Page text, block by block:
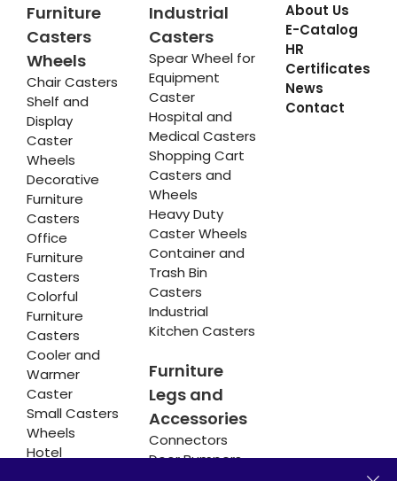
Furniture
Casters
Wheels
Chair Casters
Shelf and
Display
Caster
Wheels
Decorative
Furniture
Casters
Office
Furniture
Casters
Colorful
Furniture
Casters
Cooler and
Warmer
Caster
Small Casters
Wheels
Hotel
Industrial
Casters
Spear Wheel for
Equipment
Caster
Hospital and
Medical Casters
Shopping Cart
Casters and
Wheels
Heavy Duty
Caster Wheels
Container and
Trash Bin
Casters
Industrial
Kitchen Casters
Furniture
Legs and
Accessories
Connectors
Door Bumpers
About Us
E-Catalog
HR
Certificates
News
Contact